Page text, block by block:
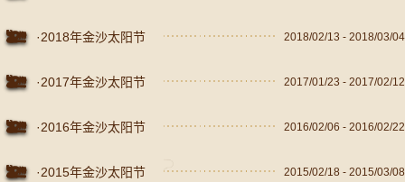
·2018年金沙太阳节 2018/02/13 - 2018/03/04
·2017年金沙太阳节 2017/01/23 - 2017/02/12
·2016年金沙太阳节 2016/02/06 - 2016/02/22
·2015年金沙太阳节 2015/02/18 - 2015/03/08